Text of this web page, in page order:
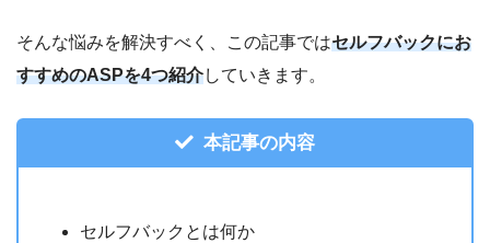
そんな悩みを解決すべく、この記事ではセルフバックにお
すすめのASPを4つ紹介していきます。
本記事の内容
セルフバックとは何か